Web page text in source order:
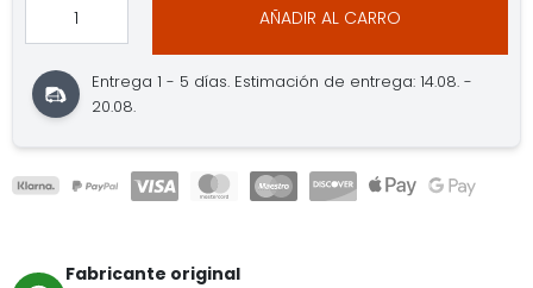
AÑADIR AL CARRO
Entrega 1 - 5 días. Estimación de entrega: 14.08. -
20.08.
Fabricante original